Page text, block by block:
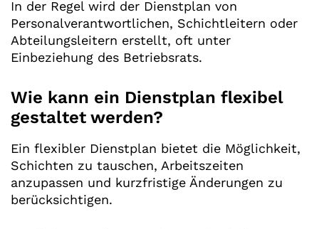
In der Regel wird der Dienstplan von
Personalverantwortlichen, Schichtleitern oder
Abteilungsleitern erstellt, oft unter
Einbeziehung des Betriebsrats.
Wie kann ein Dienstplan flexibel
gestaltet werden?
Ein flexibler Dienstplan bietet die Möglichkeit,
Schichten zu tauschen, Arbeitszeiten
anzupassen und kurzfristige Änderungen zu
berücksichtigen.